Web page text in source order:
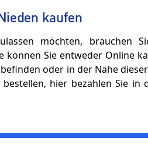
kaufen
möchten, brauchen
können Sie entweder Online
oder in der Nähe
hier bezahlen Sie